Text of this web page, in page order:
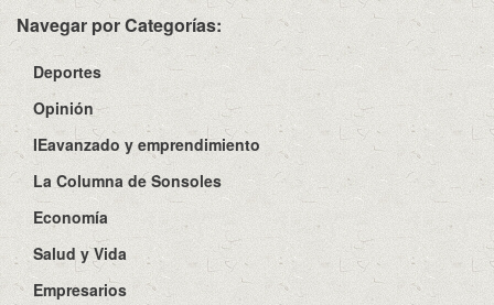
Navegar por Categorías:
Deportes
Opinión
IEavanzado y emprendimiento
La Columna de Sonsoles
Economía
Salud y Vida
Empresarios